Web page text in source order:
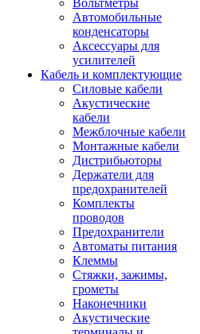
Вольтметры
Автомобильные
конденсаторы
Аксессуары для
усилителей
Кабель и комплектующие
Силовые кабели
Акустические
кабели
Межблочные кабели
Монтажные кабели
Дистрибьюторы
Держатели для
предохранителей
Комплекты
проводов
Предохранители
Автоматы питания
Клеммы
Стяжки, зажимы,
грометы
Наконечники
Акустические